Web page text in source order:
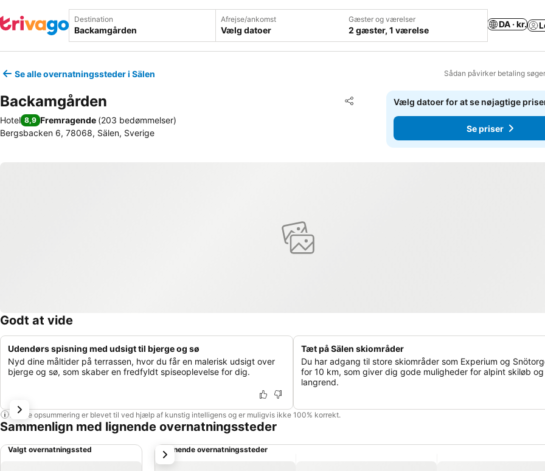
Destination Afrejse/ankomst
Vælg datoer
Gæster og værelser
2 gæster, 1 værelse
DA · kr.
Se alle overnatningssteder i Sälen Sådan påvirker betaling
Backamgården Del
Føj til favoritter
Hotel 8,9 Fremragende (203 bedømmelser)
Bergsbacken 6, 78068, Sälen, Sverige
Vælg datoer for at se nøjagtige
Se priser
Godt at vide
Udendørs spisning med udsigt til bjerge og sø
Nyd dine måltider på terrassen, hvor du får en malerisk udsigt over
bjerge og sø, som skaber en fredfyldt spiseoplevelse for dig.
Tæt på Sälen skiområder
Du har adgang til store skiområder som Experium og
for 10 km, som giver dig gode muligheder for alpint skiløb og
langrend.
Denne opsummering er blevet til ved hjælp af kunstig intelligens og er muligvis ikke 100% korrekt.
Sammenlign med lignende overnatningssteder
Valgt overnatningssted Lignende overnatningssteder
næste